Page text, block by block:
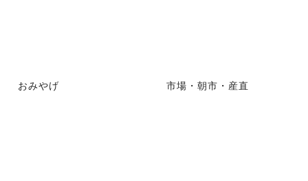
おみやげ 市場・朝市・産直